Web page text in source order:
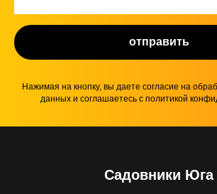
отправить
Нажимая на кнопку, вы даете согласие на
данных и соглашаетесь c политикой
Садовники Юга